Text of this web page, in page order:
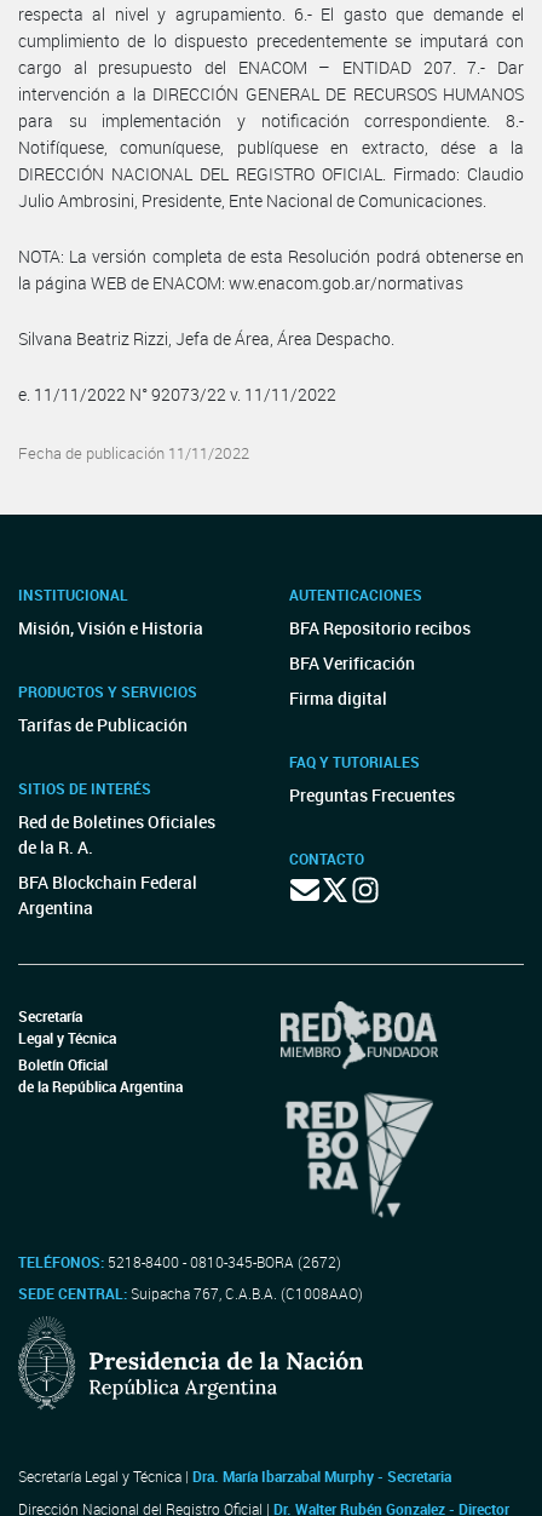
respecta al nivel y agrupamiento. 6.- El gasto que demande el
cumplimiento de lo dispuesto precedentemente se imputará con
cargo al presupuesto del ENACOM – ENTIDAD 207. 7.- Dar
intervención a la DIRECCIÓN GENERAL DE RECURSOS HUMANOS
para su implementación y notificación correspondiente. 8.-
Notifíquese, comuníquese, publíquese en extracto, dése a la
DIRECCIÓN NACIONAL DEL REGISTRO OFICIAL. Firmado: Claudio
Julio Ambrosini, Presidente, Ente Nacional de Comunicaciones.
NOTA: La versión completa de esta Resolución podrá obtenerse en
la página WEB de ENACOM: ww.enacom.gob.ar/normativas
Silvana Beatriz Rizzi, Jefa de Área, Área Despacho.
e. 11/11/2022 N° 92073/22 v. 11/11/2022
Fecha de publicación 11/11/2022
INSTITUCIONAL
Misión, Visión e Historia
PRODUCTOS Y SERVICIOS
Tarifas de Publicación
SITIOS DE INTERÉS
Red de Boletines Oficiales
de la R. A.
BFA Blockchain Federal
Argentina
AUTENTICACIONES
BFA Repositorio recibos
BFA Verificación
Firma digital
FAQ Y TUTORIALES
Preguntas Frecuentes
CONTACTO
Secretaría
Legal y Técnica
Boletín Oficial
de la República Argentina
TELÉFONOS: 5218-8400 - 0810-345-BORA (2672)
SEDE CENTRAL:Suipacha 767, C.A.B.A. (C1008AAO)
Secretaría Legal y Técnica | Dra. María Ibarzabal Murphy - Secretaria
Dirección Nacional del Registro Oficial | Dr. Walter Rubén Gonzalez - Director